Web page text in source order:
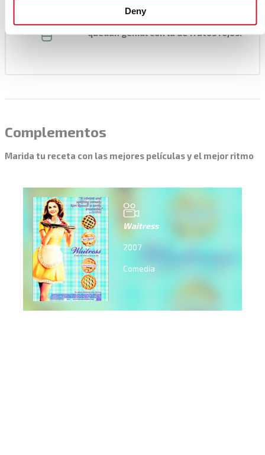
Deny
Una vez frías podemos consumirlas
con nuestra mermelada favorita,
quedan genial con la de frutos rojos.
Complementos
Marida tu receta con las mejores películas y el mejor ritmo
Waitress
2007
Comedia